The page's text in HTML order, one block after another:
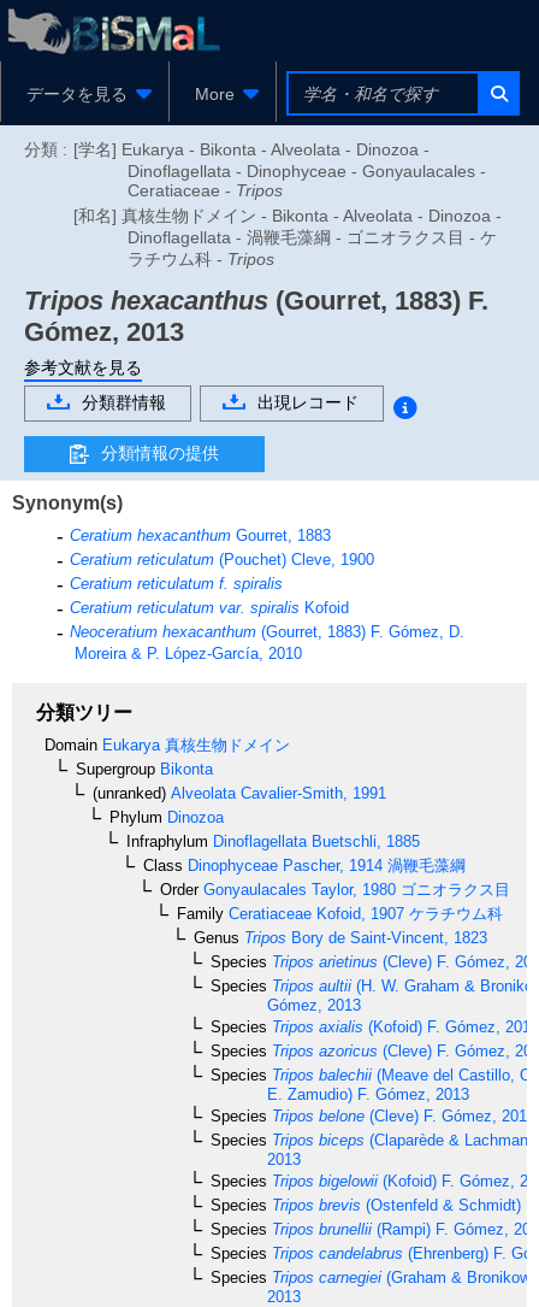
データを見る More
分類 : [学名] Eukarya - Bikonta - Alveolata - Dinozoa -
Dinoflagellata - Dinophyceae - Gonyaulacales -
Ceratiaceae - Tripos
[和名] 真核生物ドメイン - Bikonta - Alveolata - Dinozoa -
Dinoflagellata - 渦鞭毛藻綱 - ゴニオラクス目 - ケ
ラチウム科 - Tripos
Tripos hexacanthus (Gourret, 1883) F.
Gómez, 2013
参考文献を見る
分類群情報
出現レコード
分類情報の提供
Synonym(s)
Ceratium hexacanthum Gourret, 1883
Ceratium reticulatum (Pouchet) Cleve, 1900
Ceratium reticulatum f. spiralis
Ceratium reticulatum var. spiralis Kofoid
Neoceratium hexacanthum (Gourret, 1883) F. Gómez, D.
Moreira & P. López-García, 2010
分類ツリー
Domain Eukarya 真核生物ドメイン
Supergroup Bikonta
(unranked) Alveolata Cavalier-Smith, 1991
Phylum Dinozoa
Infraphylum Dinoflagellata Buetschli, 1885
Class Dinophyceae Pascher, 1914 渦鞭毛藻綱
OrderGonyaulacales Taylor, 1980 ゴニオラクス目
Family Ceratiaceae Kofoid, 1907 ケラチウム科
Genus Tripos Bory de Saint-Vincent, 1823
Species Tripos arietinus (Cleve) F. Gómez,
Species Tripos aultii (H. W. Graham &
Gómez, 2013
Species Tripos axialis (Kofoid) F. Gómez, 2013
Species Tripos azoricus (Cleve) F. Gómez,
Species Tripos balechii (Meave del Castillo,
E. Zamudio) F. Gómez, 2013
Species Tripos belone (Cleve) F. Gómez, 2013
Species Tripos biceps (Claparède &
2013
Species Tripos bigelowii (Kofoid) F. Gómez,
Species Tripos brevis (Ostenfeld & Schmidt)
Species Tripos brunellii (Rampi) F. Gómez,
Species Tripos candelabrus (Ehrenberg) F.
Species Tripos carnegiei (Graham &
2013